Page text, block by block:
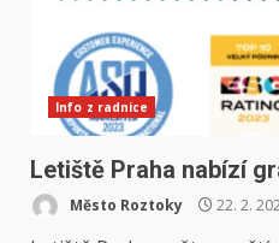
Info z radnice
Letiště Praha nabízí
Město Roztoky 22. 2.